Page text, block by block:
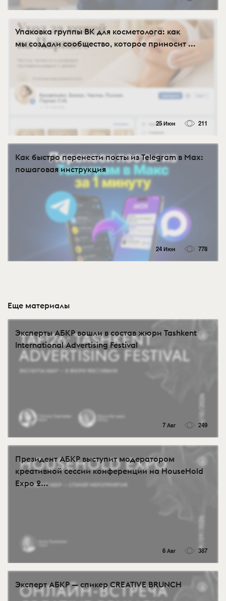
Упаковка группы ВК для косметолога: как
мы создали сообщество, которое приносит ...
25 Июн 211
Как быстро перенести посты из Telegram в Max:
пошаговая инструкция
24 Июн 778
Еще материалы
Эксперты АБКР вошли в состав жюри Tashkent
International Advertising Festival
7 Авг 249
Президент АБКР выступит модератором
креативной сессии конференции на HouseHold
Expo 2...
6 Авг 387
Эксперт АБКР — спикер CREATIVE BRUNCH